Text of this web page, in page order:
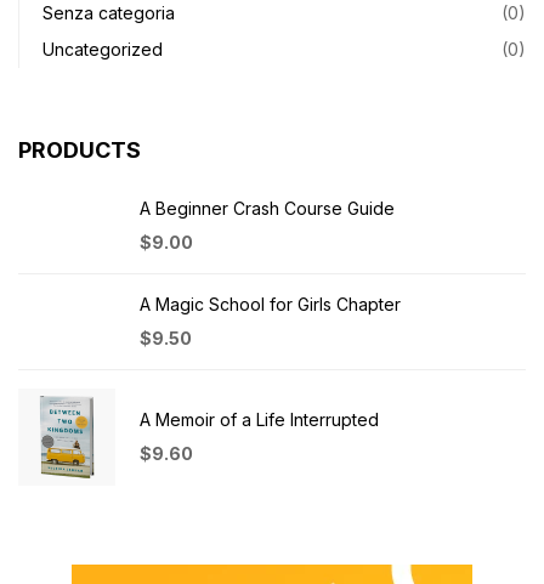
Senza categoria
(0)
Uncategorized
(0)
PRODUCTS
A Beginner Crash Course Guide
$9.00
A Magic School for Girls Chapter
$9.50
A Memoir of a Life Interrupted
$9.60